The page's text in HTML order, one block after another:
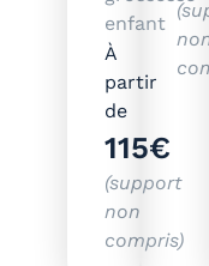
enfant
À
partir
de
115€
(support
non
compris)